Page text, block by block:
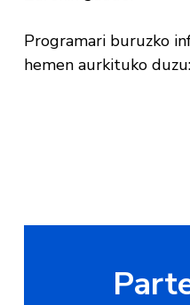
Programari buruzko
hemen aurkituko duzu: